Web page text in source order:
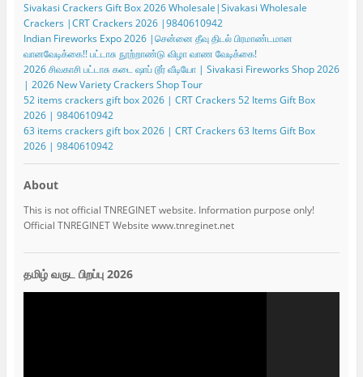
Sivakasi Crackers Gift Box 2026 Wholesale|Sivakasi Wholesale
Crackers |CRT Crackers 2026 |9840610942
Indian Fireworks Expo 2026 |சென்னை தீவு திடல் பிரமாண்டமான
வானவேடிக்கை!! பட்டாசு நூற்றாண்டு விழா வாண வேடிக்கை!
2026 சிவகாசி பட்டாசு கடை ஷாப் டூர் வீடியோ | Sivakasi Fireworks Shop 2026
| 2026 New Variety Crackers Shop Tour
52 items crackers gift box 2026 | CRT Crackers 52 Items Gift Box
2026 | 9840610942
63 items crackers gift box 2026 | CRT Crackers 63 Items Gift Box
2026 | 9840610942
About
This is not official TNREGINET website. Information purpose only!
Official TNREGINET Website www.tnreginet.net
தமிழ் வருட பிறப்பு 2026